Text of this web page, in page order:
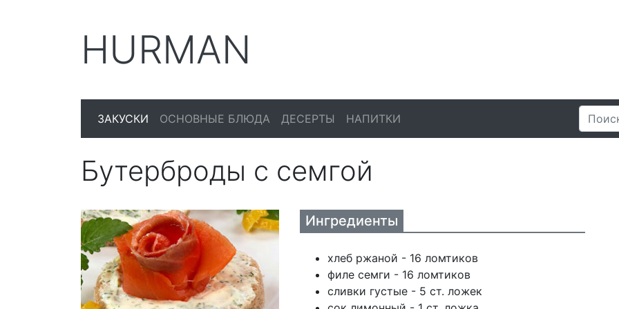
HURMAN
ЗАКУСКИ ОСНОВНЫЕ БЛЮДА ДЕСЕРТЫ НАПИТКИ
Бутерброды с семгой
Ингредиенты
хлеб ржаной - 16 ломтиков
филе семги - 16 ломтиков
сливки густые - 5 ст. ложек